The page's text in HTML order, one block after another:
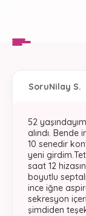
SoruNilay S.
52
alındı. Bende
10 senedir
yeni
saat 12
boyutlu
ince iğne
sekresyon
şimdiden